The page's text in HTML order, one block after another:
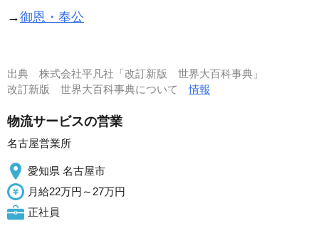
→御恩・奉公
出典 株式会社平凡社「改訂新版 世界大百科事典」
改訂新版 世界大百科事典について情報
物流サービスの営業
名古屋営業所
愛知県 名古屋市
月給22万円～27万円
正社員